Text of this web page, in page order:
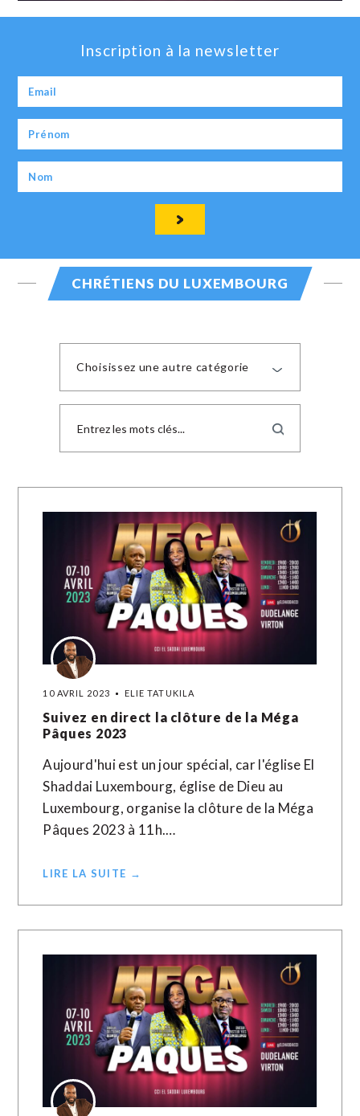
Inscription à la newsletter
CHRÉTIENS DU LUXEMBOURG
Choisissez une autre catégorie
10 AVRIL 2023 ELIE TATUKILA
Suivez en direct la clôture de la Méga
Pâques 2023
Aujourd'hui est un jour spécial, car l'église El
Shaddai Luxembourg, église de Dieu au
Luxembourg, organise la clôture de la Méga
Pâques 2023 à 11h.…
LIRE LA SUITE →